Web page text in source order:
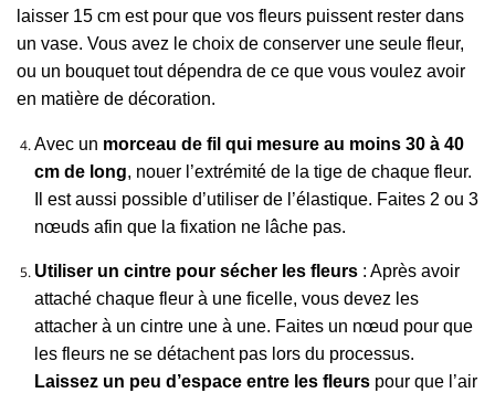
laisser 15 cm est pour que vos fleurs puissent rester dans
un vase. Vous avez le choix de conserver une seule fleur,
ou un bouquet tout dépendra de ce que vous voulez avoir
en matière de décoration.
Avec un morceau de fil qui mesure au moins 30 à 40
cm de long, nouer l’extrémité de la tige de chaque fleur.
Il est aussi possible d’utiliser de l’élastique. Faites 2 ou 3
nœudsafin que la fixation ne lâche pas.
Utiliser un cintre pour sécher les fleurs: Après avoir
attaché chaque fleur à une ficelle, vous devez les
attacher à un cintre une à une. Faites un nœud pour que
les fleurs ne se détachent pas lors du processus.
Laissez un peu d’espace entre les fleurspour que l’air